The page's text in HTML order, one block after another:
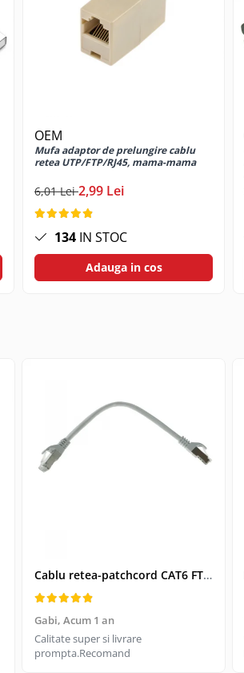
OEM
Mufa adaptor de prelungire cablu
retea UTP/FTP/RJ45, mama-mama
6,01 Lei2,99 Lei
134 IN STOC
Adauga in cos
Cablu retea-patchcord CAT6 FTP, Lanberg 43612, 2 X RJ45, lungime 25cm, AWG26, 10Gb/s-250MHz, de legatura retea, ethernet, gri
Gabi, Acum 1 an
Calitate super si livrare
prompta.Recomand